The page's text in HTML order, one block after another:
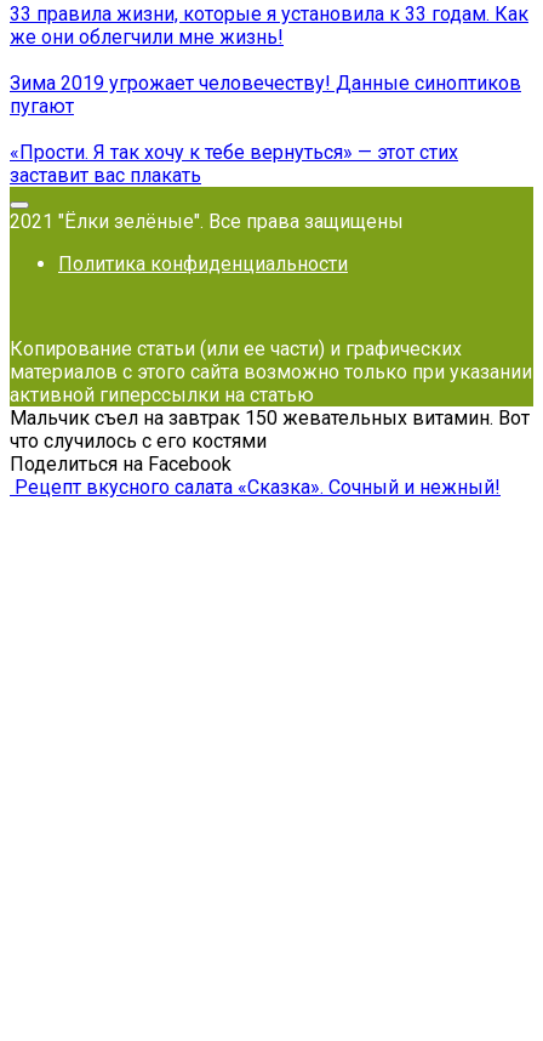
33 правила жизни, которые я установила к 33 годам. Как
же они облегчили мне жизнь!
Зима 2019 угрожает человечеству! Данные синоптиков
пугают
«Прости. Я так хочу к тебе вернуться» — этот стих
заставит вас плакать
2021 "Ёлки зелёные". Все права защищены
Политика конфиденциальности
Копирование статьи (или ее части) и графических
материалов с этого сайта возможно только при указании
активной гиперссылки на статью
Мальчик съел на завтрак 150 жевательных витамин. Вот
что случилось с его костями
Поделиться на Facebook
Рецепт вкусного салата «Сказка». Сочный и нежный!